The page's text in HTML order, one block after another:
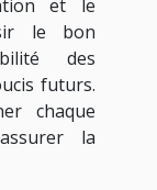
et le
le bon
des
futurs.
chaque
la